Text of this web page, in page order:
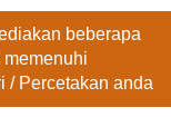
beberapa
/ Percetakan anda